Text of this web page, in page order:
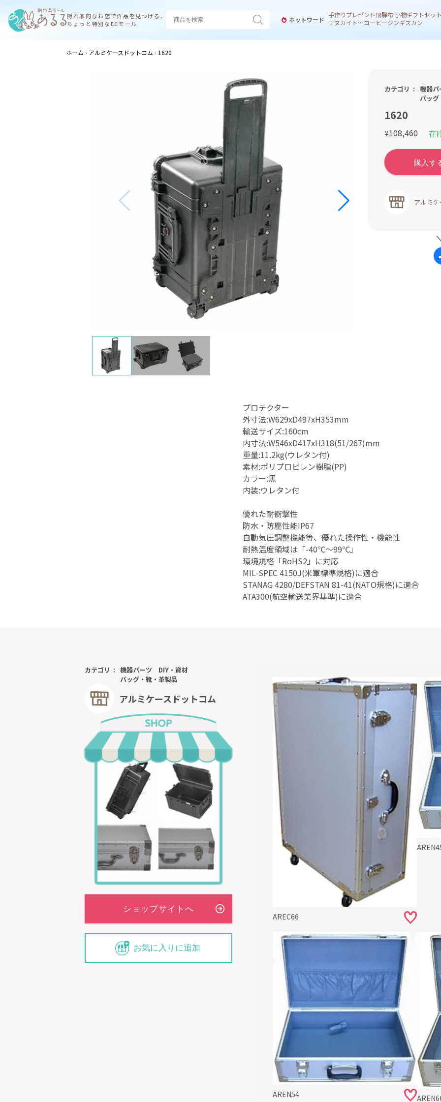
隠れ家的なお店で作品を見つける、
ちょっと特別なECモール
ホットワード
手作りプレゼント飛騨布 小物ギフトセッ
サヌカイト 風鈴コーヒージンギスカン
ホーム アルミケースドットコム 1620
カテゴリ
機器パ
バッグ
1620
¥108,460 在
アルミ
プロテクター
外寸法:W629xD497xH353mm
輸送サイズ:160cm
内寸法:W546xD417xH318(51/267)mm
重量:11.2kg(ウレタン付)
素材:ポリプロピレン樹脂(PP)
カラー:黒
内装:ウレタン付
優れた耐衝撃性
防水・防塵性能IP67
自動気圧調整機能等、優れた操作性・機能性
耐熱温度領域は「-40℃～99℃」
環境規格「RoHS2」に対応
MIL-SPEC 4150J(米軍標準規格)に適合
STANAG 4280/DEFSTAN 81-41(NATO規格)に適合
ATA300(航空輸送業界基準)に適合
カテゴリ 機器パーツ
DIY・資材
バッグ・靴・革製品
アルミケースドットコム
お気に入りに追加
AREC66
AREN54